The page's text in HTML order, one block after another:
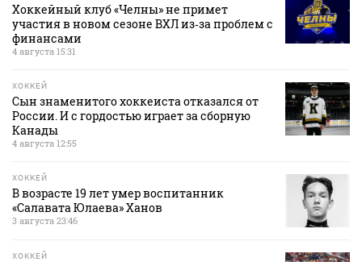
Хоккейный клуб «Челны» не примет
участия в новом сезоне ВХЛ из‑за проблем с
финансами
4 августа 15:31
ХОККЕЙ
Сын знаменитого хоккеиста отказался от
России. И с гордостью играет за сборную
Канады
4 августа 12:55
ХОККЕЙ
В возрасте 19 лет умер воспитанник
«Салавата Юлаева» Ханов
3 августа 23:46
ХОККЕЙ